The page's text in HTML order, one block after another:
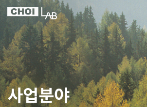
사업분야